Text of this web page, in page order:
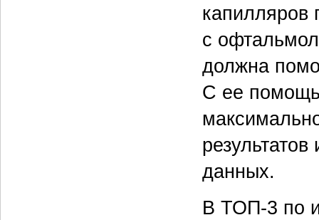
капилляров
с
должна
С ее
данных.
В ТОП-3 по